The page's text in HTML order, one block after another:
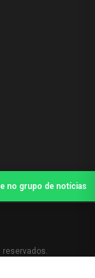
no grupo de notícias